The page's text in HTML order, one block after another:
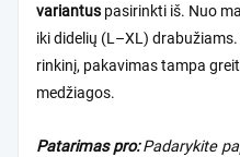
variantus pasirinkti iš. Nuo
iki didelių (L–XL)
rinkinį, pakavimas tampa
medžiagos.
Patarimas pro: Padarykite